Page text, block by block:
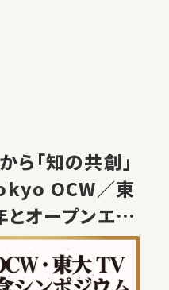
ら「知の共創」
OCW／東
オープンエデ
の未来